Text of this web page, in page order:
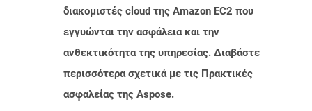
διακομιστές cloud της Amazon EC2 που
εγγυώνται την ασφάλεια και την
ανθεκτικότητα της υπηρεσίας. Διαβάστε
περισσότερα σχετικά με τις Πρακτικές
ασφαλείας της Aspose.